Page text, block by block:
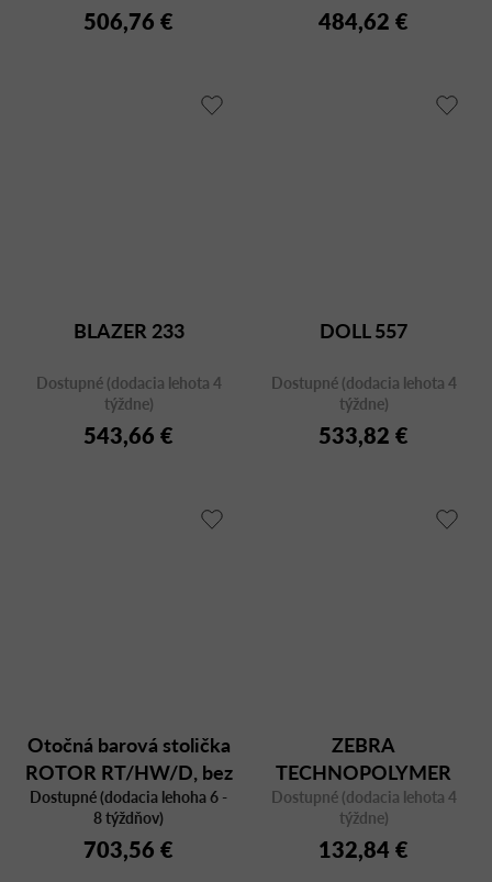
506,76 € 484,62 €
BLAZER 233
Dostupné (dodacia lehota 4
týždne)
543,66 €
DOLL 557
Dostupné (dodacia lehota 4
týždne)
533,82 €
Otočná barová stolička
ROTOR RT/HW/D, bez
operadla, výška sedu 77
cm
Dostupné (dodacia lehoha 6 -
8 týždňov)
703,56 €
ZEBRA
TECHNOPOLYMER
2566 CR
Dostupné (dodacia lehota 4
týždne)
132,84 €